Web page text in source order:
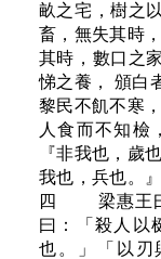
畝之宅，樹之
畜，無失其時
其時，數口之
悌之養， 頒白
黎民不飢不寒
人食而不知檢
『非我也，歲
我也，兵也。
四 梁惠王
曰：「殺人以
也。」「以刃